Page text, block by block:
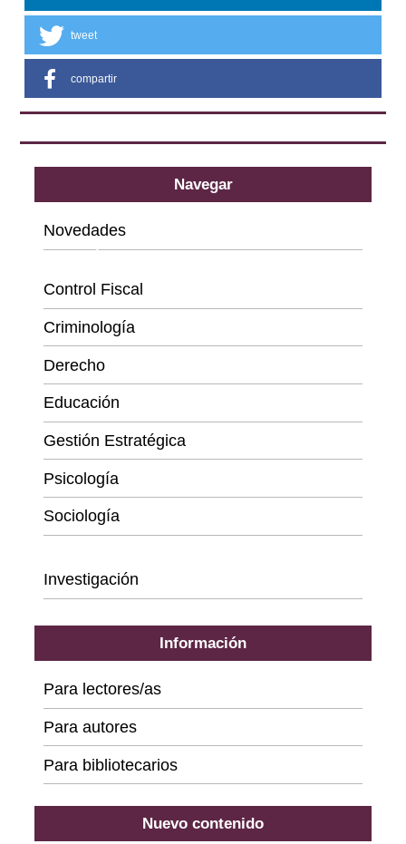
tweet
compartir
Navegar
Novedades
Categorías
Control Fiscal
Criminología
Derecho
Educación
Gestión Estratégica
Psicología
Sociología
Investigación
Información
Para lectores/as
Para autores
Para bibliotecarios
Nuevo contenido